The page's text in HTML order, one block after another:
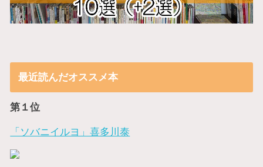
最近読んだオススメ本
第１位
「ソバニイルヨ」喜多川泰